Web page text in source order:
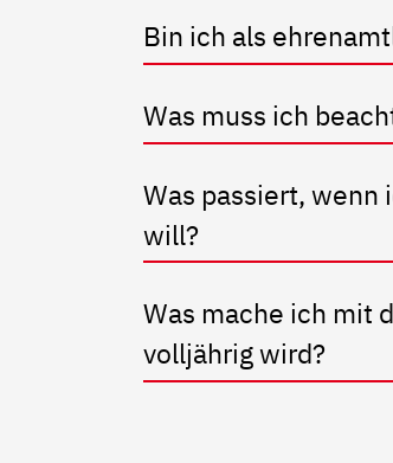
Bin ich als
Was muss ich
Was passiert, wenn
will?
Was mache ich mit
volljährig wird?